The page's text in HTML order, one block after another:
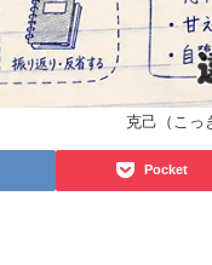
克己（こっ
Pocket